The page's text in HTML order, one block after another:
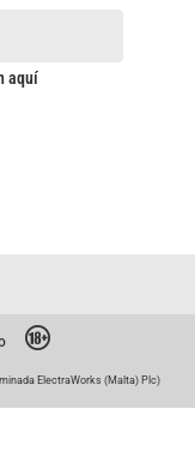
aquí
ElectraWorks (Malta) Plc)